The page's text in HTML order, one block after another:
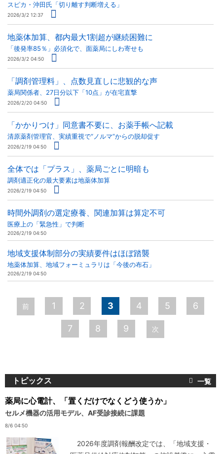
スピカ・沖田氏「切り離す判断増える」
2026/3/2 12:37
地薬体加算、都内最大1割超が継続困難に
「後発率85％」必須化で、面薬局にしわ寄せも
2026/3/2 04:50
「調剤管理料」、点数見直しに悲観的な声
薬局関係者、27日分以下「10点」が在宅直撃
2026/2/20 04:50
「かかりつけ」同意書不要に、お薬手帳へ記載
清原薬剤管理官、実績重視で“ノルマ”からの脱却促す
2026/2/19 04:50
全体では「プラス」、薬局ごとに明暗も
調剤適正化の最大要素は地薬体加算
2026/2/19 04:50
時間外調剤の選定療養、関連加算は算定不可
医療上の「緊急性」で判断
2026/2/19 04:50
地域支援体制部分の実績要件はほぼ踏襲
地薬体加算、地域フォーミュラリは「今後の布石」
2026/2/19 04:50
ペ
ー
前 1 2 3 4 5 6
7 8 9 次
トピックス
薬局に心電計、「置くだけでなくどう使うか」
セルメ機器の活用モデル、AF受診接続に課題
8/6 04:50
2026年度調剤報酬改定では、「地域支援・